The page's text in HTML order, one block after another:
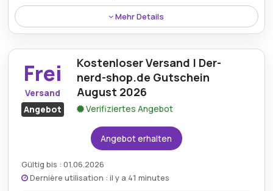
Mehr Details
15% Rabatt erhalten, wodurch Geek-Merchandise
und Sammlerstücke erschwinglicher werden.
Mindestkaufbetrag:Kein Minimum erforderlich
Berechtigung:
Art des Angebots:Zeitlich begrenztes Angebot
Kumulierbar:Kombinierbar mit anderen Aktionen
Frei
Versand
Angebot
Kostenloser Versand | Der-
nerd-shop.de Gutschein
August 2026
Verifiziertes Angebot
Angebot erhalten
Gültig bis : 01.06.2026
Dernière utilisation : il y a 41 minutes